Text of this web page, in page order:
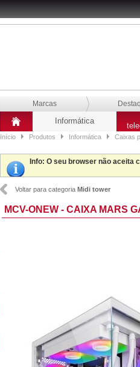
Marcas
Informática
Início Produtos Informática Caixas
Info: O seu browser não aceita
Voltar para categoria Midi tower
MCV-ONEW - CAIXA MARS